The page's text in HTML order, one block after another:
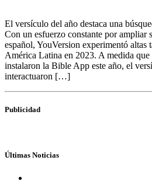
El versículo del año destaca una
Con un esfuerzo constante por ampliar
español, YouVersion experimentó altas
América Latina en 2023. A medida que
instalaron la Bible App este año, el
interactuaron […]
Publicidad
Últimas Noticias